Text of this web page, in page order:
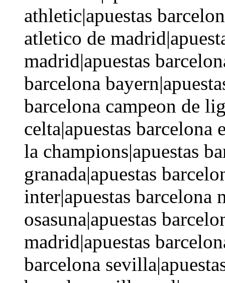
athletic|apuestas
atletico de
madrid|apuestas
barcelona
barcelona campeon de
celta|apuestas barcelona
la champions|apuestas
granada|apuestas
inter|apuestas barcelona
osasuna|apuestas
madrid|apuestas
barcelona